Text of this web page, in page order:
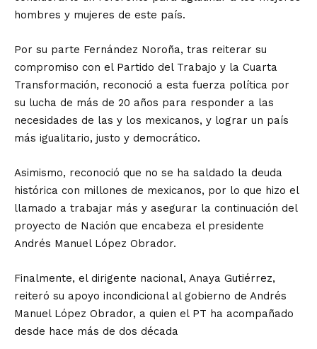
hombres y mujeres de este país.
Por su parte Fernández Noroña, tras reiterar su
compromiso con el Partido del Trabajo y la Cuarta
Transformación, reconoció a esta fuerza política por
su lucha de más de 20 años para responder a las
necesidades de las y los mexicanos, y lograr un país
más igualitario, justo y democrático.
Asimismo, reconoció que no se ha saldado la deuda
histórica con millones de mexicanos, por lo que hizo el
llamado a trabajar más y asegurar la continuación del
proyecto de Nación que encabeza el presidente
Andrés Manuel López Obrador.
Finalmente, el dirigente nacional, Anaya Gutiérrez,
reiteró su apoyo incondicional al gobierno de Andrés
Manuel López Obrador, a quien el PT ha acompañado
desde hace más de dos década